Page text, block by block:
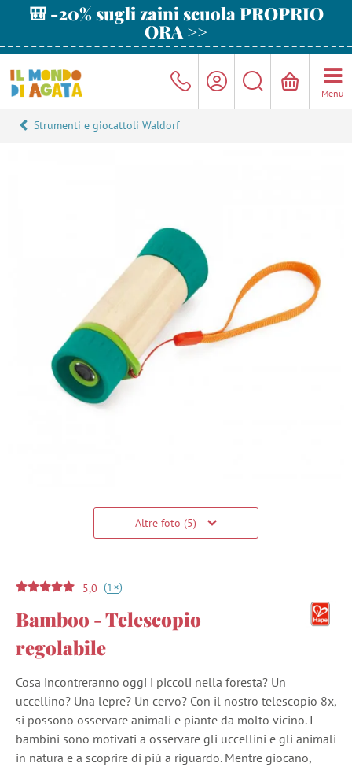
🎒 -20% sugli zaini scuola PROPRIO
ORA >>
Menu
Strumenti e giocattoli Waldorf
Altre foto (5)
5,0 (1+)
Bamboo - Telescopio
regolabile
Cosa incontreranno oggi i piccoli nella foresta? Un
uccellino? Una lepre? Un cervo? Con il nostro telescopio 8x,
si possono osservare animali e piante da molto vicino. I
bambini sono motivati a osservare gli uccellini e gli animali
in natura e a scoprire di più a riguardo. Mentre giocano,